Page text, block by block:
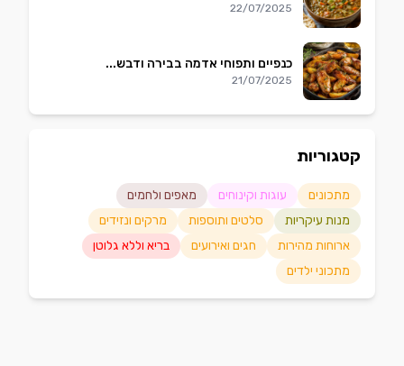
22/07/2025
כנפיים ותפוחי אדמה בבירה ודבש...
21/07/2025
קטגוריות
מתכונים עוגות וקינוחים
מאפים ולחמים
מנות עיקריות
סלטים ותוספות
מרקים ונזידים
ארוחות מהירות
חגים ואירועים
בריא וללא גלוטן
מתכוני ילדים